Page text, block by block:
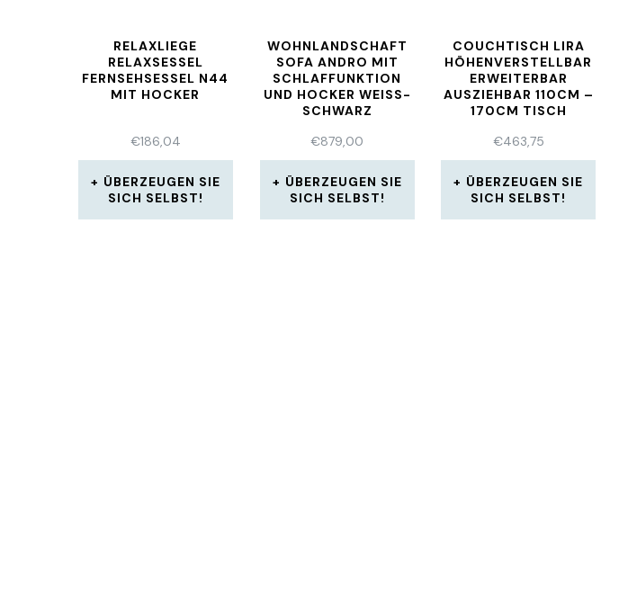
RELAXLIEGE
RELAXSESSEL
FERNSEHSESSEL N44
MIT HOCKER
€186,04
ÜBERZEUGEN SIE
SICH SELBST!
WOHNLANDSCHAFT
SOFA ANDRO MIT
SCHLAFFUNKTION
UND HOCKER WEISS-
SCHWARZ
€879,00
ÜBERZEUGEN SIE
SICH SELBST!
COUCHTISCH LIRA
HÖHENVERSTELLBAR
ERWEITERBAR
AUSZIEHBAR 110CM –
170CM TISCH
€463,75
ÜBERZEUGEN SIE
SICH SELBST!